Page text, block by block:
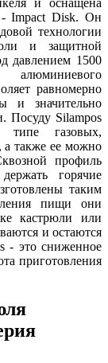
Impact Disk. Он
технологии
и защитной
давлением 1500
равномерно
и значительно
Посуду Silampos
газовых,
а также ее можно
профиль
горячие
таким
пищи они
кастрюли или
и остаются
- это сниженное
приготовления